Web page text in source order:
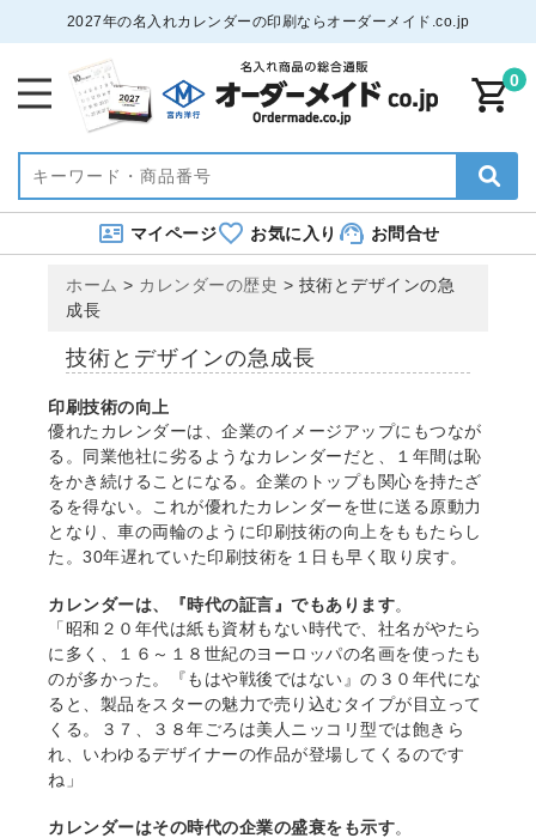
2027年の名入れカレンダーの印刷ならオーダーメイド.co.jp
0
マイページ お気に入り お問合せ
ホーム > カレンダーの歴史 > 技術とデザインの急
成長
技術とデザインの急成長
印刷技術の向上
優れたカレンダーは、企業のイメージアップにもつなが
る。同業他社に劣るようなカレンダーだと、１年間は恥
をかき続けることになる。企業のトップも関心を持たざ
るを得ない。これが優れたカレンダーを世に送る原動力
となり、車の両輪のように印刷技術の向上をももたらし
た。30年遅れていた印刷技術を１日も早く取り戻す。
カレンダーは、『時代の証言』でもあります。
「昭和２０年代は紙も資材もない時代で、社名がやたら
に多く、１６～１８世紀のヨーロッパの名画を使ったも
のが多かった。『もはや戦後ではない』の３０年代にな
ると、製品をスターの魅力で売り込むタイプが目立って
くる。３７、３８年ごろは美人ニッコリ型では飽きら
れ、いわゆるデザイナーの作品が登場してくるのです
ね」
カレンダーはその時代の企業の盛衰をも示す。